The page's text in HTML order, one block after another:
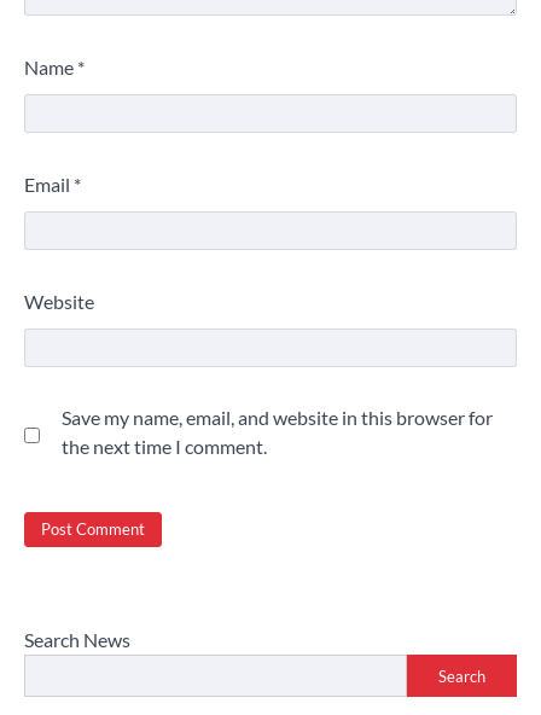
Name *
Email *
Website
Save my name, email, and website in this browser for
the next time I comment.
Search News
Search